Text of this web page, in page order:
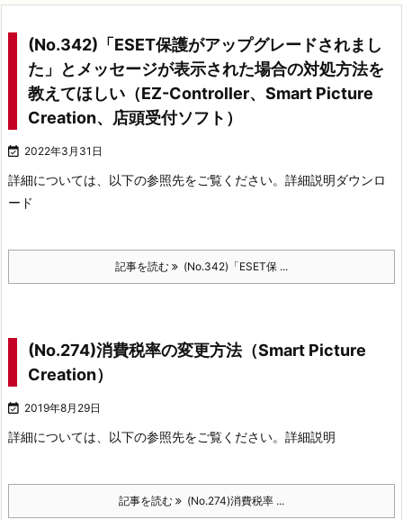
次へ

検索
(No.342)「ESET保護がアップグレードされまし
た」とメッセージが表示された場合の対処方法を
教えてほしい（EZ-Controller、Smart Picture
Creation、店頭受付ソフト）
 2022年3月31日
詳細については、以下の参照先をご覧ください。 詳細説明ダウンロ
ード
記事を読む (No.342)「ESET保 ...
(No.274)消費税率の変更方法（Smart Picture
Creation）
 2019年8月29日
詳細については、以下の参照先をご覧ください。 詳細説明
記事を読む (No.274)消費税率 ...